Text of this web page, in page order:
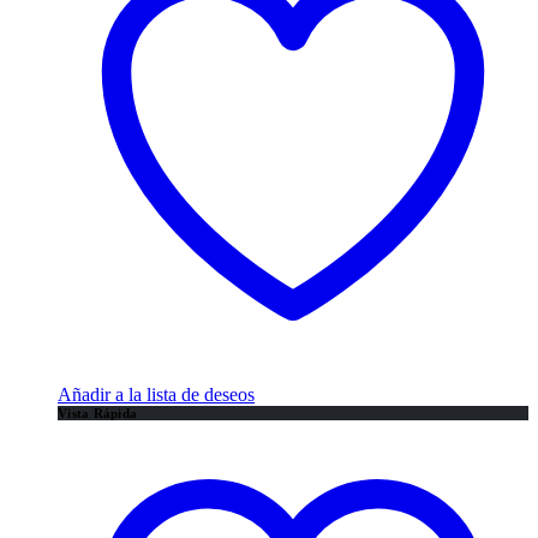
Añadir a la lista de deseos
Vista Rápida